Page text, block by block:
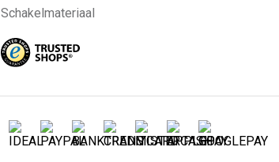
Schakelmateriaal